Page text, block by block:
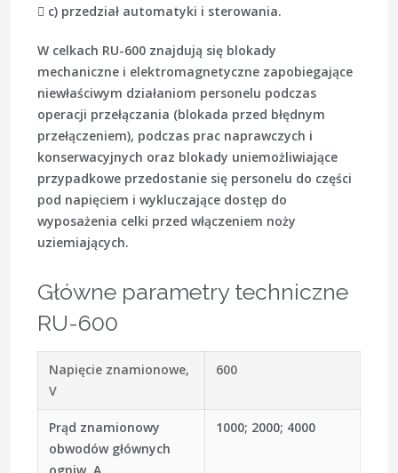
 c) przedział automatyki i sterowania.
W celkach RU-600 znajdują się blokady
mechaniczne i elektromagnetyczne zapobiegające
niewłaściwym działaniom personelu podczas
operacji przełączania (blokada przed błędnym
przełączeniem), podczas prac naprawczych i
konserwacyjnych oraz blokady uniemożliwiające
przypadkowe przedostanie się personelu do części
pod napięciem i wykluczające dostęp do
wyposażenia celki przed włączeniem noży
uziemiających.
Główne parametry techniczne
RU-600
Napięcie znamionowe,
V
600
Prąd znamionowy
obwodów głównych
1000; 2000; 4000